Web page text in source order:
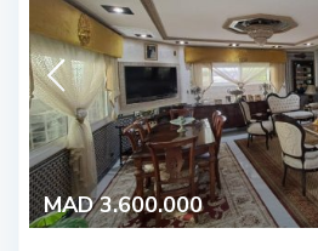
MAD 3.600.000